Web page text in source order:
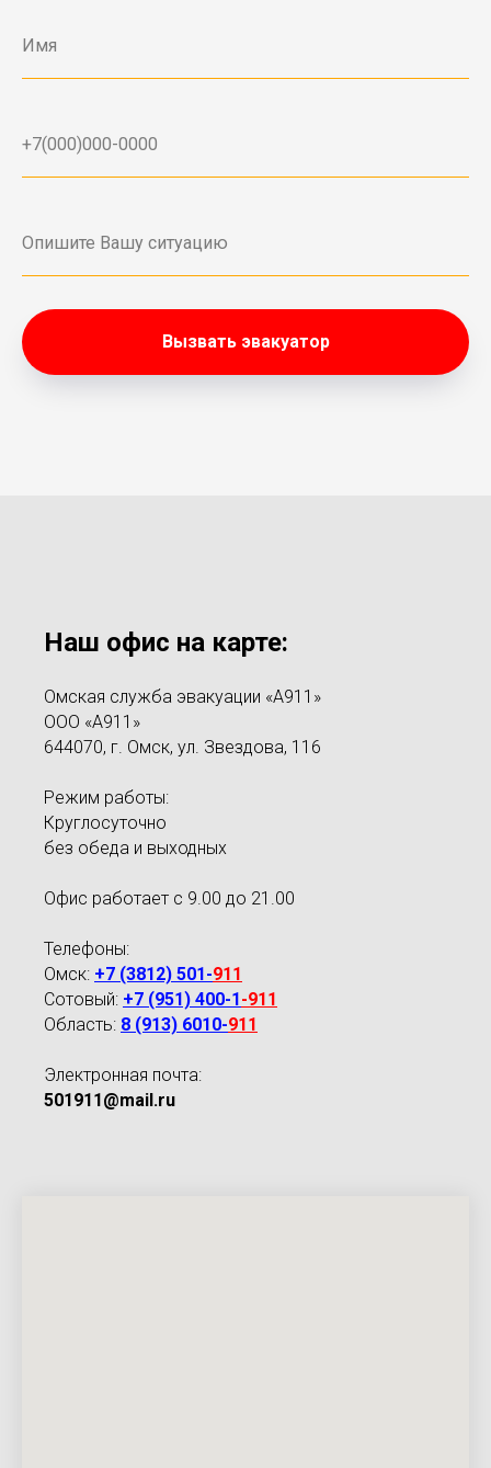
Вызвать эвакуатор
Наш офис на карте:
Омская служба эвакуации «А911»
ООО «А911»
644070, г. Омск, ул. Звездова, 116
Режим работы:
Круглосуточно
без обеда и выходных
Офис работает с 9.00 до 21.00
Телефоны:
Омск: +7 (3812) 501-911
Сотовый: +7 (951) 400-1-911
Область: 8 (913) 6010-911
Электронная почта:
501911@mail.ru